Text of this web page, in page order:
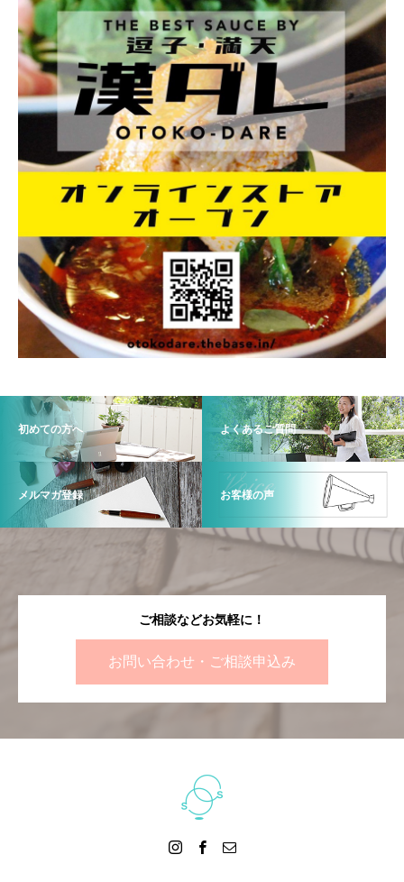
初めての方へ よくあるご質問
メルマガ登録 お客様の声
ご相談などお気軽に！
お問い合わせ・ご相談申込み